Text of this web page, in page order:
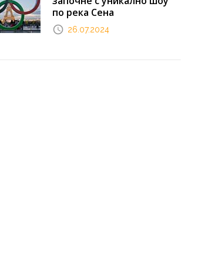
по река Сена
26.07.2024